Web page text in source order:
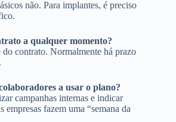
não. Para implantes, é preciso
a qualquer momento?
do contrato. Normalmente há prazo
a usar o plano?
campanhas internas e indicar
fazem uma “semana da